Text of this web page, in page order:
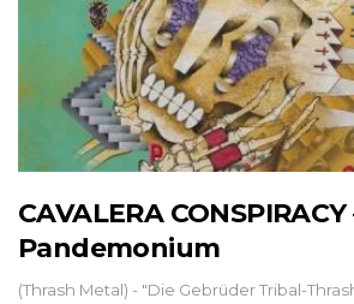
CAVALERA CONSPIRACY
Pandemonium
(Thrash Metal) - "Die Gebrüder Tribal-